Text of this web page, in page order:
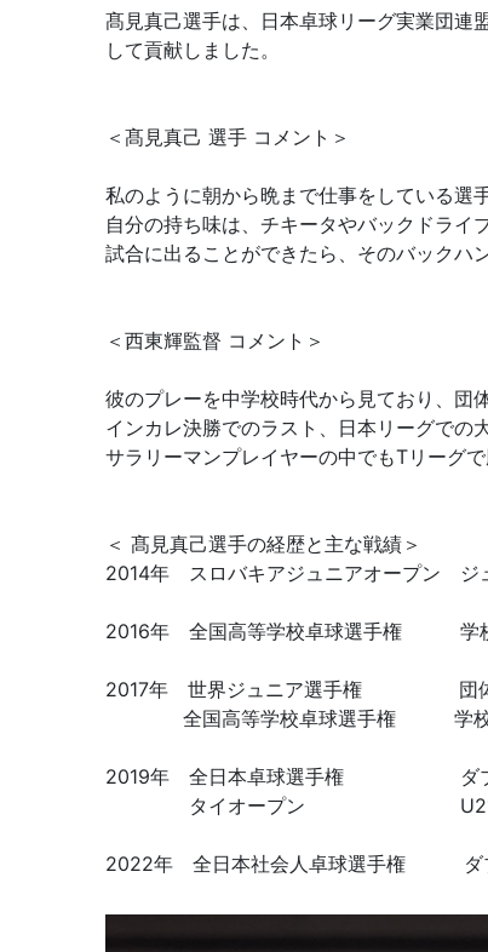
髙見真己選手は、日本卓球リーグ実業団
して貢献しました。
＜髙見真己 選手 コメント＞
私のように朝から晩まで仕事をしている選
自分の持ち味は、チキータやバックドライ
試合に出ることができたら、そのバックハ
＜西東輝監督 コメント＞
彼のプレーを中学校時代から見ており、団
インカレ決勝でのラスト、日本リーグでの
サラリーマンプレイヤーの中でもTリーグ
＜ 髙見真己選手の経歴と主な戦績＞
2014年 スロバキアジュニアオープン ジ
2016年 全国高等学校卓球選手権 学校
2017年 世界ジュニア選手権 団体準
全国高等学校卓球選手権 学校対
2019年 全日本卓球選手権 ダブ
タイオープン U21シン
2022年 全日本社会人卓球選手権 ダ